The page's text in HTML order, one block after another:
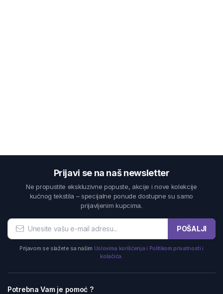
Prijavi se na naš newsletter
Ne propustite ekskluzivne popuste, akcije i nove kolekcije
kućnog tekstila – specijalne ponude dostupne su samo
prijavljenim kupcima.
POŠALJI
Prijavom se slažete sa našim Uslovima korišćenja i Politikom privatnosti i
kolačića.
Potrebna Vam je pomoć ?